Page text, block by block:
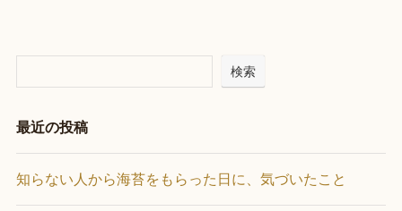
検索
最近の投稿
知らない人から海苔をもらった日に、気づいたこと